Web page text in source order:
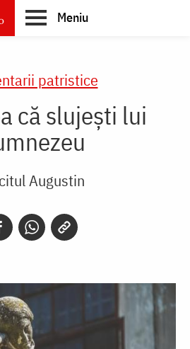
Meniu
patristice
că slujești lui
Augustin